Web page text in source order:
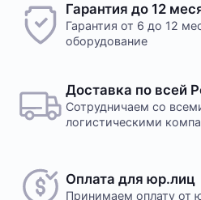
Гарантия до 12
Гарантия от 6 до 12
оборудование
Доставка по всей
Сотрудничаем со
логистическими
Оплата для юр.лиц
Принимаем оплату от